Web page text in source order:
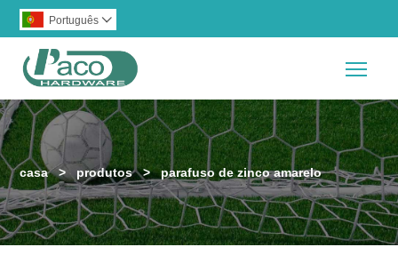
Português 
casa > produtos > parafuso de zinco amarelo